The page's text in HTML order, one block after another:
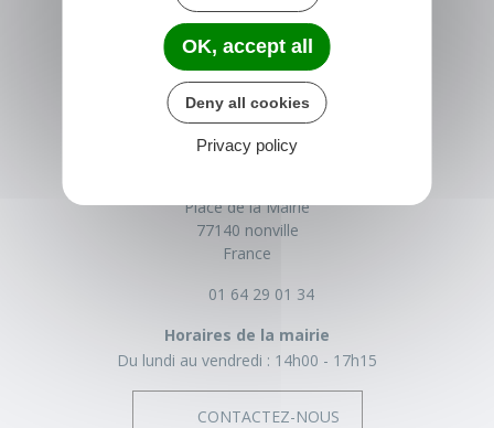
Place de la Mairie
77140 nonville
France
01 64 29 01 34
Horaires de la mairie
Du lundi au vendredi : 14h00 - 17h15
CONTACTEZ-NOUS
OK, accept all
Deny all cookies
Privacy policy